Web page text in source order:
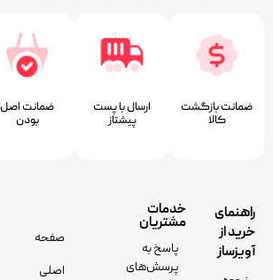
ضمانت بازگشت
کالا
ارسال با پست
پیشتاز
ﺿﻤﺎﻧﺖ اﺻﻞ
ﺑﻮدن
راهنمای
خرید از
آویزساز
خدمات
مشتریان
پاسخ به
پرسش‌های
صفحه
اصلی